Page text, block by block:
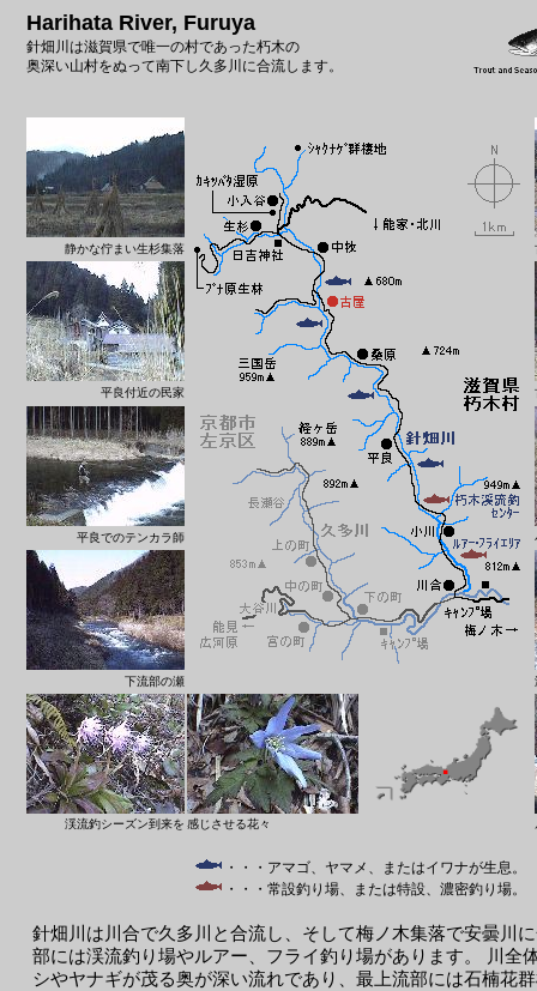
Harihata River, Furuya
針畑川は滋賀県で唯一の村であった朽木の
奥深い山村をぬって南下し久多川に合流します。
静かな佇まい生杉集落
平良付近の民家
平良でのテンカラ師
下流部の瀬
渓流釣シーズン到来を 感じさせる花々
・・・アマゴ、ヤマメ、またはイワナが生息。
・・・常設釣り場、または特設、濃密釣り場。
針畑川は川合で久多川と合流し、そして梅ノ木集落で安曇川
部には渓流釣り場やルアー、フライ釣り場があります。 川全
シやヤナギが茂る奥が深い流れであり、最上流部には石楠花